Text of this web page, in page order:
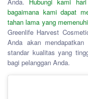
bagaimana kami dapat
tahan lama yang
Greenlife Harvest
Anda akan
standar kualitas yang
bagi pelanggan Anda.